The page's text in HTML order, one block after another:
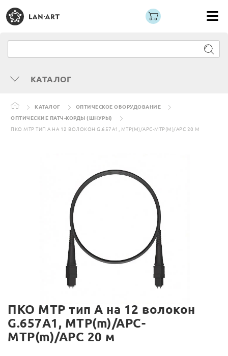
КАТАЛОГ
КАТАЛОГ
ОПТИЧЕСКОЕ ОБОРУДОВАНИЕ
ОПТИЧЕСКИЕ ПАТЧ-КОРДЫ (ШНУРЫ)
ПКО MTP ТИП A НА 12 ВОЛОКОН G.657A1, MTP(M)/APC-MTP(M)/APC 20 М
ПКО MTP тип A на 12 волокон
G.657A1, MTP(m)/APC-
MTP(m)/APC 20 м